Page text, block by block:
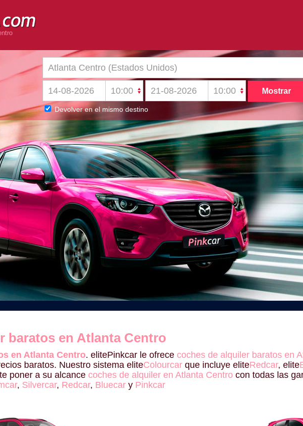
baratos en Atlanta Centro
en Atlanta Centro. elitePinkcar le ofrece coches de alquiler baratos en
baratos. Nuestro sistema eliteColourcar que incluye eliteRedcar, elite
poner a su alcance coches de alquiler en Atlanta Centro con todas las
, Silvercar, Redcar, Bluecar y Pinkcar
Devolver en el mismo destino